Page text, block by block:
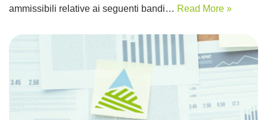
ammissibili relative ai seguenti bandi… Read More »